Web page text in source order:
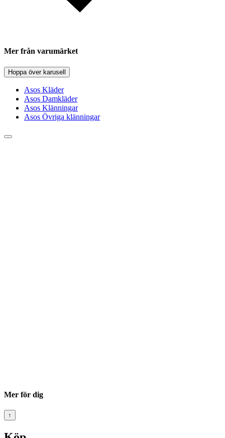
Mer från varumärket
Hoppa över karusell
Asos Kläder
Asos Damkläder
Asos Klänningar
Asos Övriga klänningar
Mer för dig
↑